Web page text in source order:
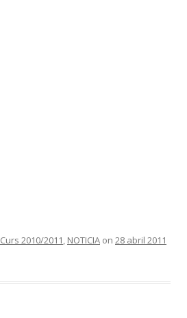
Curs 2010/2011, NOTICIA on 28 abril 2011